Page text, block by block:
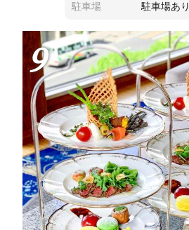
駐車場
駐車場あり
9